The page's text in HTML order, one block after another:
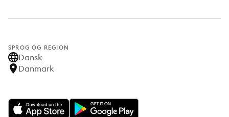
SPROG OG REGION
Dansk
Danmark